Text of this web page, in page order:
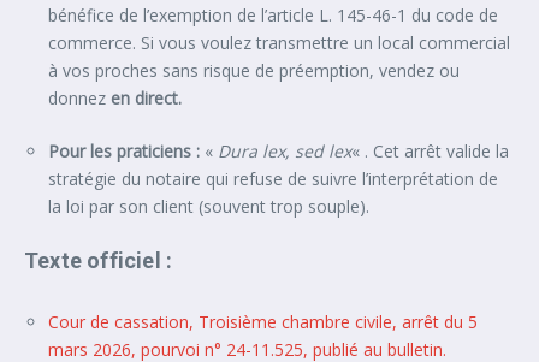
bénéfice de l’exemption de l’article L. 145-46-1 du code de
commerce. Si vous voulez transmettre un local commercial
à vos proches sans risque de préemption, vendez ou
donnez en direct.
Pour les praticiens : « Dura lex, sed lex« . Cet arrêt valide la
stratégie du notaire qui refuse de suivre l’interprétation de
la loi par son client (souvent trop souple).
Texte officiel :
Cour de cassation, Troisième chambre civile, arrêt du 5
mars 2026, pourvoi n° 24-11.525, publié au bulletin.